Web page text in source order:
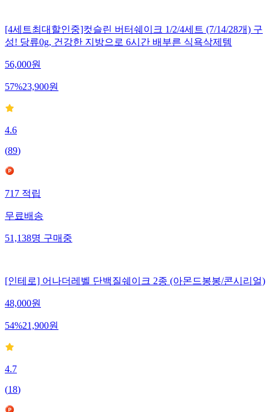
[4세트최대할인중]컷슬린 버터쉐이크 1/2/4세트 (7/14/28개) 구
성! 당류0g, 건강한 지방으로 6시간 배부른 식욕삭제템
56,000원
57%23,900원
4.6
(89)
717 적립
무료배송
51,138명 구매중
[인테로] 어나더레벨 단백질쉐이크 2종 (아몬드봉봉/콘시리얼)
48,000원
54%21,900원
4.7
(18)